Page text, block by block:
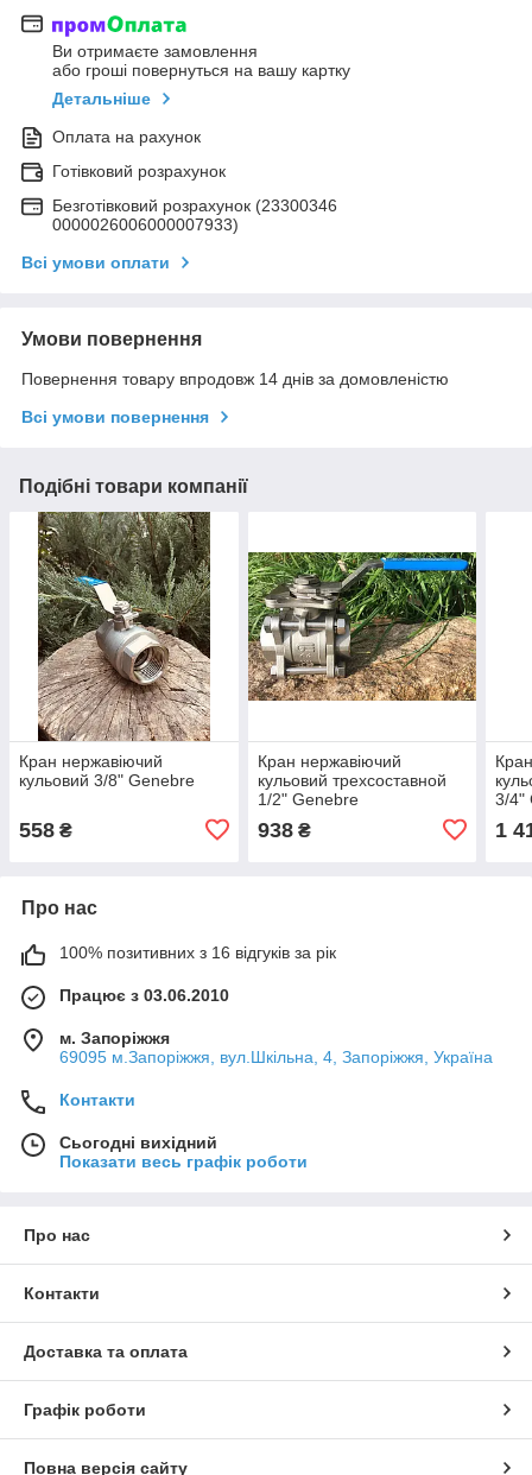
Ви отримаєте замовлення
або гроші повернуться на вашу картку
Детальніше
Оплата на рахунок
Готівковий розрахунок
Безготівковий розрахунок (23300346
0000026006000007933)
Всі умови оплати
Умови повернення
Повернення товару впродовж 14 днів за домовленістю
Всі умови повернення
Подібні товари компанії
Кран нержавіючий
кульовий 3/8" Genebre
558 ₴
Кран нержавіючий
кульовий трехсоставной
1/2" Genebre
938₴
3/4"
1
Про нас
100% позитивних з 16 відгуків за рік
Працює з 03.06.2010
м. Запоріжжя
69095 м.Запоріжжя, вул.Шкільна, 4, Запоріжжя, Україна
Контакти
Сьогодні вихідний
Показати весь графік роботи
Про нас
Контакти
Доставка та оплата
Графік роботи
Повна версія сайту